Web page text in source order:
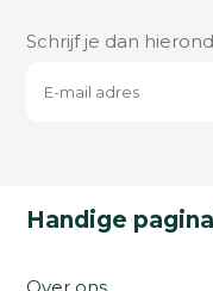
Schrijf je dan
Handige